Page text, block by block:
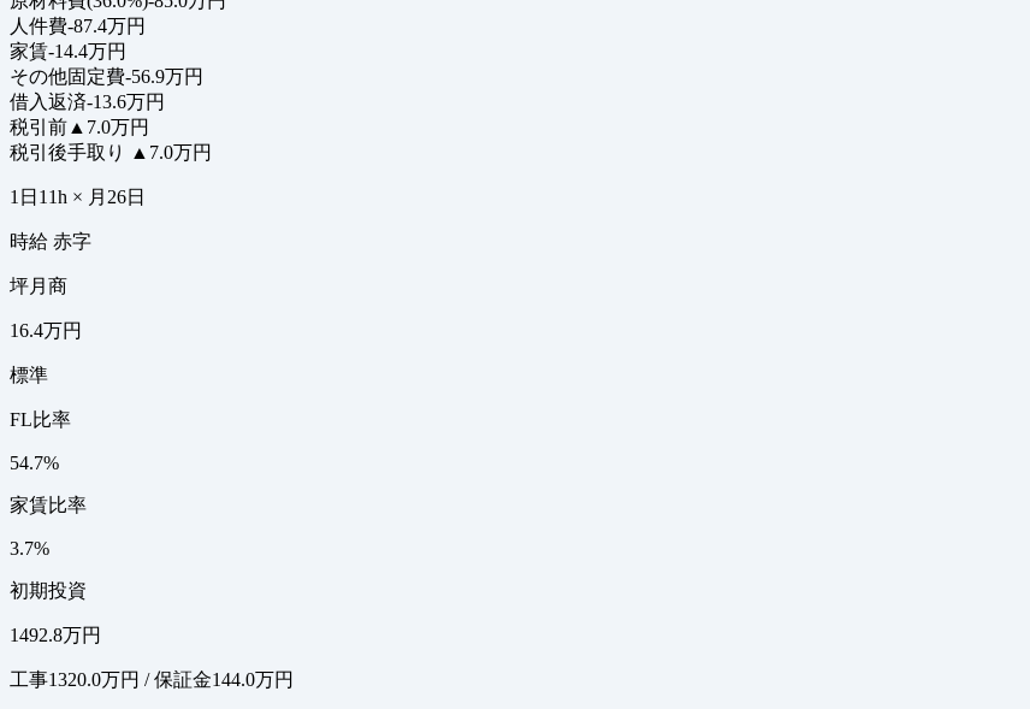
人件費-87.4万円
家賃-14.4万円
その他固定費-56.9万円
借入返済-13.6万円
税引前 ▲7.0万円
税引後手取り
▲7.0万円
1日11h × 月26日
時給 赤字
坪月商
16.4万円
標準
FL比率
54.7%
家賃比率
3.7%
初期投資
1492.8万円
工事1320.0万円 / 保証金144.0万円